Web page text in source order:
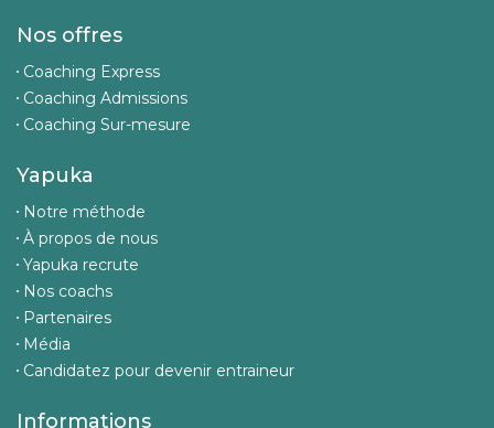
Nos offres
Coaching Express
Coaching Admissions
Coaching Sur-mesure
Yapuka
Notre méthode
À propos de nous
Yapuka recrute
Nos coachs
Partenaires
Média
Candidatez pour devenir entraineur
Informations